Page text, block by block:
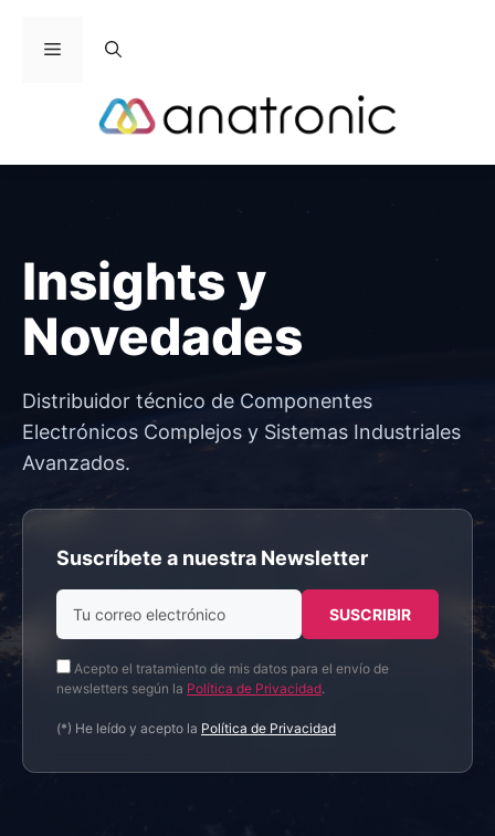
Menú
Insights y
Novedades
Distribuidor técnico de Componentes
Electrónicos Complejos y Sistemas Industriales
Avanzados.
Suscríbete a nuestra Newsletter
Acepto el tratamiento de mis datos para el envío de
newsletters según la Política de Privacidad.
(*) He leído y acepto la Política de Privacidad